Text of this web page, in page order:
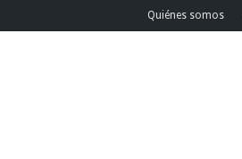
Quiénes somos